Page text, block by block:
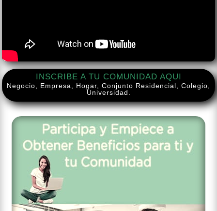
INSCRIBE A TU COMUNIDAD AQUI
Negocio, Empresa, Hogar, Conjunto Residencial, Colegio,
Universidad.